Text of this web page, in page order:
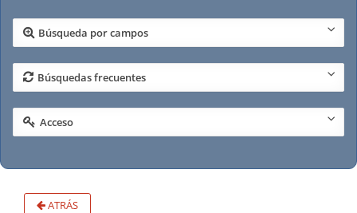
Búsqueda por campos
Búsquedas frecuentes
Acceso
ATRÁS